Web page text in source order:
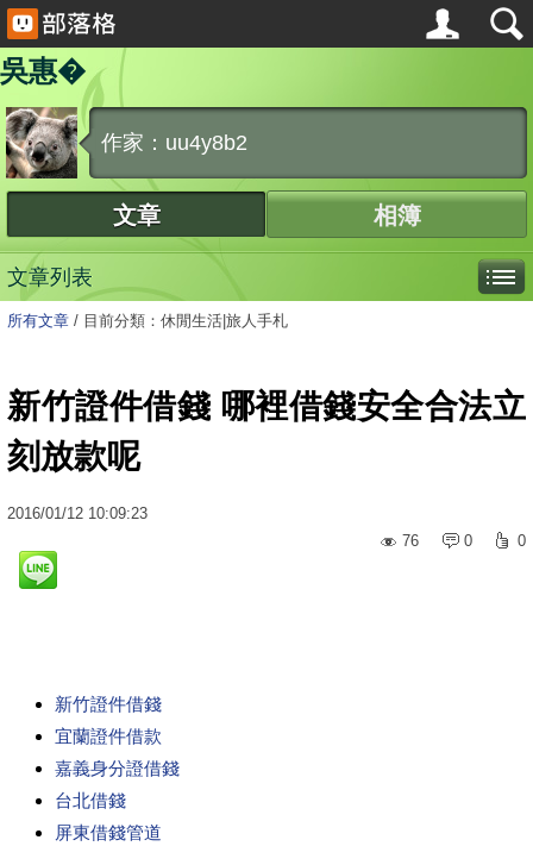
吳惠�
作家：uu4y8b2
文章 相簿
文章列表
所有文章 / 目前分類：休閒生活|旅人手札
新竹證件借錢 哪裡借錢安全合法立
刻放款呢
2016/01/12 10:09:23
76
0 0
新竹證件借錢
宜蘭證件借款
嘉義身分證借錢
台北借錢
屏東借錢管道